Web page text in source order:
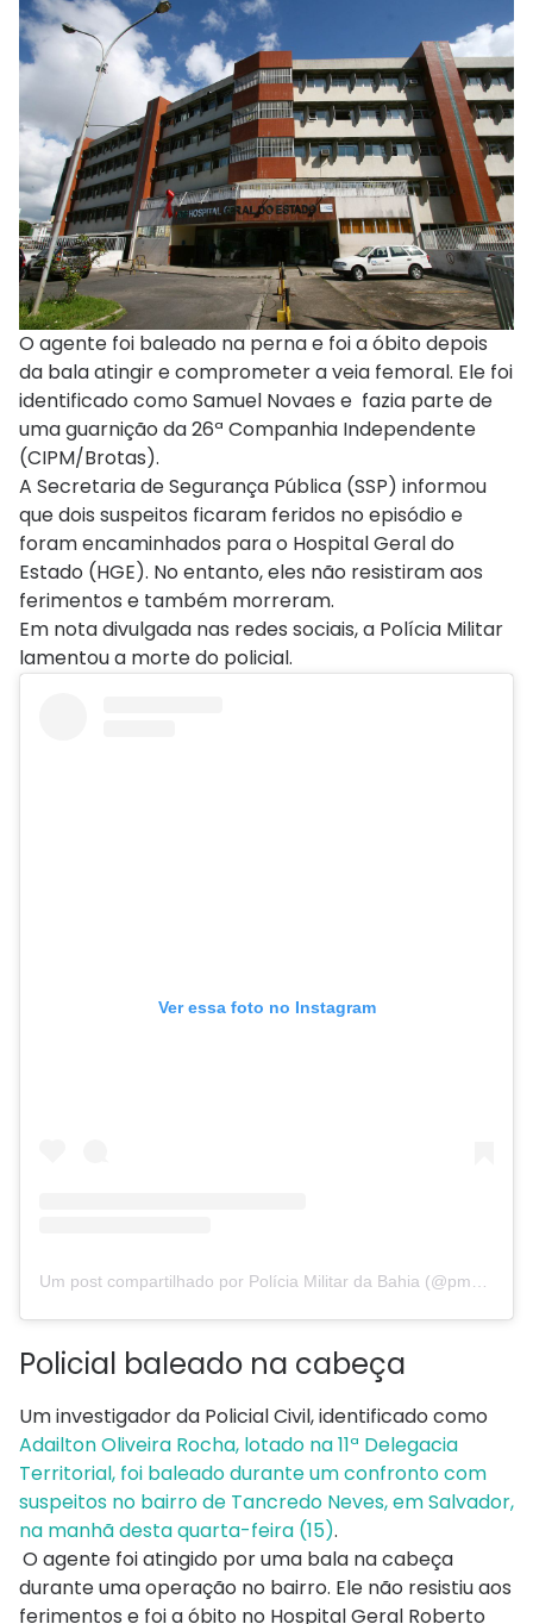
O agente foi baleado na perna e foi a óbito depois
da bala atingir e comprometer a veia femoral. Ele foi
identificado como Samuel Novaes e fazia parte de
uma guarnição da 26ª Companhia Independente
(CIPM/Brotas).
A Secretaria de Segurança Pública (SSP) informou
que dois suspeitos ficaram feridos no episódio e
foram encaminhados para o Hospital Geral do
Estado (HGE). No entanto, eles não resistiram aos
ferimentos e também morreram.
Em nota divulgada nas redes sociais, a Polícia Militar
lamentou a morte do policial.
Ver essa foto no Instagram
Policial baleado na cabeça
Um investigador da Policial Civil, identificado como
Adailton Oliveira Rocha, lotado na 11ª Delegacia
Territorial, foi baleado durante um confronto com
suspeitos no bairro de Tancredo Neves, em Salvador,
na manhã desta quarta-feira (15).
O agente foi atingido por uma bala na cabeça
durante uma operação no bairro. Ele não resistiu aos
ferimentos e foi a óbito no Hospital Geral Roberto